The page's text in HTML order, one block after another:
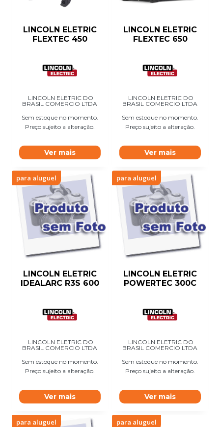
LINCOLN ELETRIC
FLEXTEC 450
LINCOLN ELETRIC DO
BRASIL COMERCIO LTDA
Sem estoque no momento.
Preço sujeito a alteração.
Ver mais
LINCOLN ELETRIC
FLEXTEC 650
LINCOLN ELETRIC DO
BRASIL COMERCIO LTDA
Sem estoque no momento.
Preço sujeito a alteração.
Ver mais
para aluguel
LINCOLN ELETRIC
IDEALARC R3S 600
LINCOLN ELETRIC DO
BRASIL COMERCIO LTDA
Sem estoque no momento.
Preço sujeito a alteração.
Ver mais
para aluguel
LINCOLN ELETRIC
POWERTEC 300C
LINCOLN ELETRIC DO
BRASIL COMERCIO LTDA
Sem estoque no momento.
Preço sujeito a alteração.
Ver mais
para aluguel para aluguel